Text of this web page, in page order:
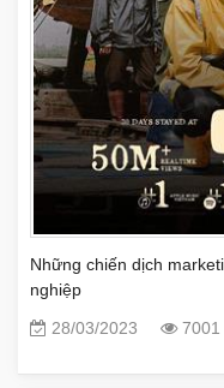
Những chiến dịch
nghiệp
28/03/2023
7001